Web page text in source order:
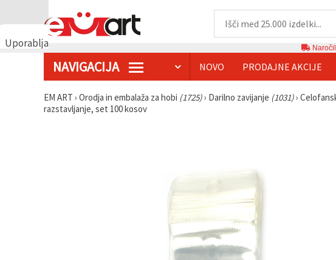
Uporabljamo
Uporabljamo
tehnologije,
NAVIGACIJA NOVO PRODAJNE AKCIJE
EM ART › Orodja in embalaža za hobi (1725)› Darilno zavijanje (1031)›
razstavljanje, set 100 kosov